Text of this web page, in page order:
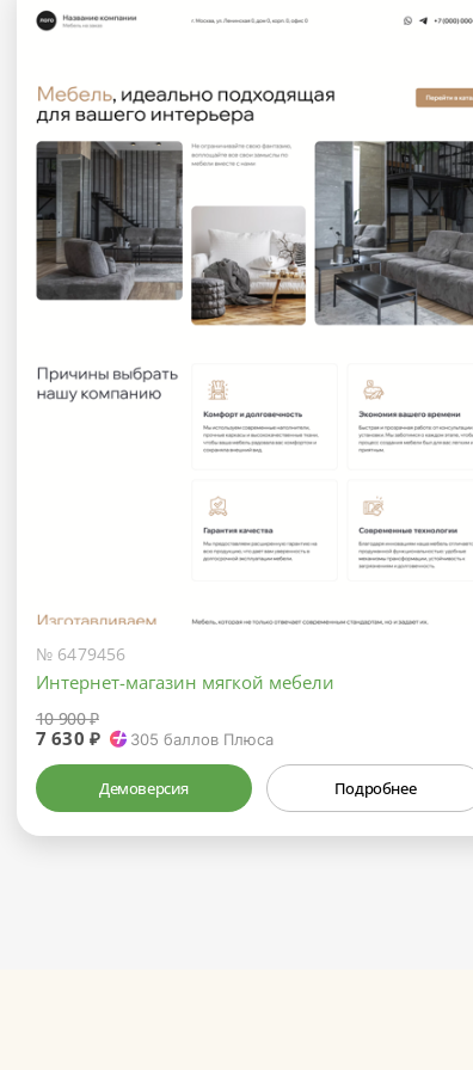
№ 6479456
Интернет-магазин мягкой мебели
10 900 ₽
7 630 ₽ 305 баллов Плюса
Демоверсия Подробнее